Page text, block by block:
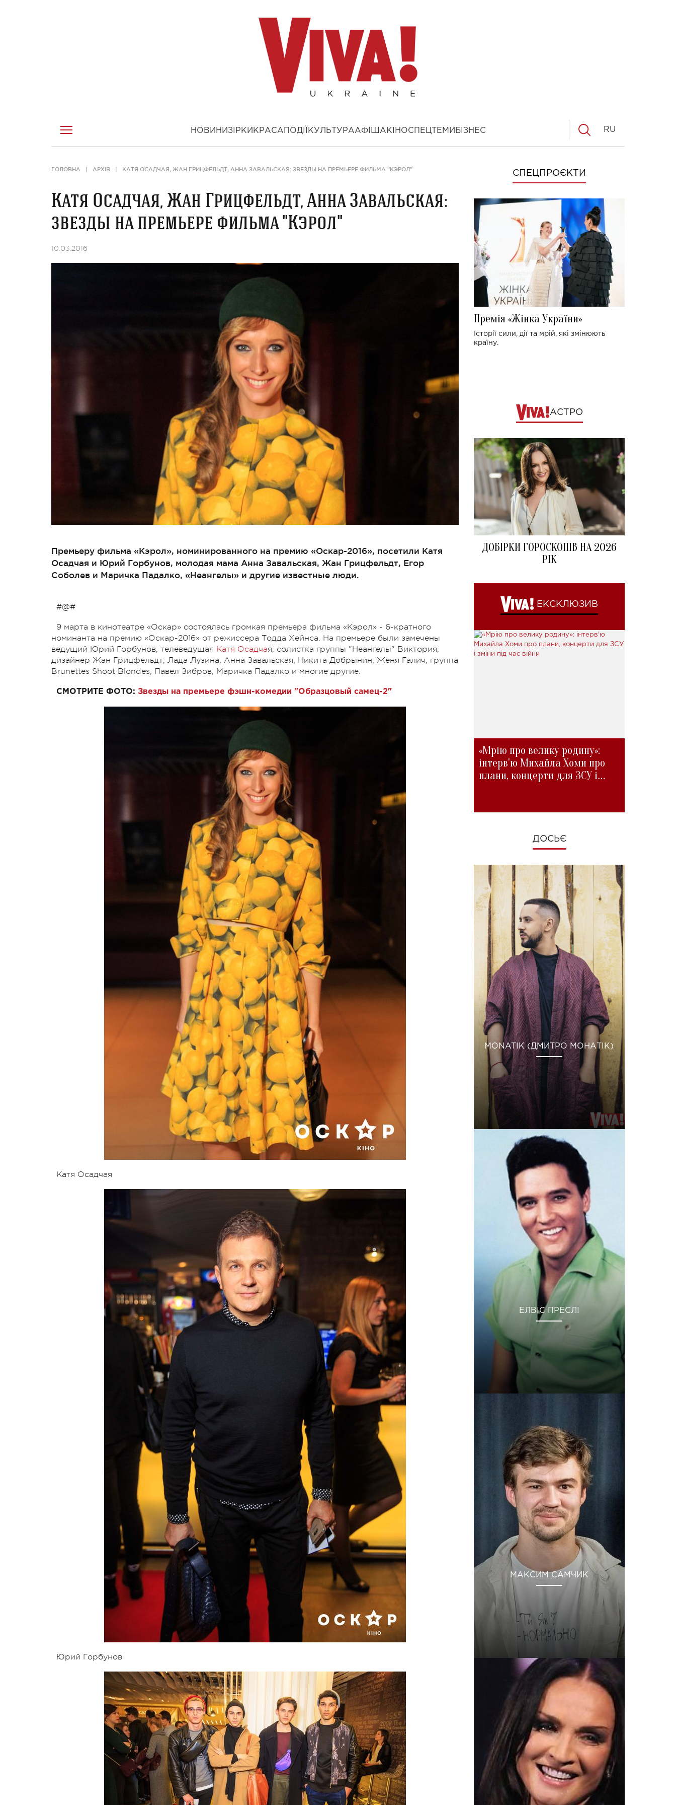
НОВИНИ ЗІРКИ КРАСА ПОДІЇ КУЛЬТУРААФІША КІНОСПЕЦТЕМИ БІЗНЕС RU
ГОЛОВНА АРХІВ КАТЯ ОСАДЧАЯ, ЖАН ГРИЦФЕЛЬДТ, АННА ЗАВАЛЬСКАЯ: ЗВЕЗДЫ НА ПРЕМЬЕРЕ ФИЛЬМА "КЭРОЛ"
Катя Осадчая, Жан Грицфельдт, Анна Завальская:
звезды на премьере фильма "Кэрол"
10.03.2016
Премьеру фильма «Кэрол», номинированного на премию «Оскар-2016», посетили Катя
Осадчая и Юрий Горбунов, молодая мама Анна Завальская, Жан Грицфельдт, Егор
Соболев и Маричка Падалко, «Неангелы» и другие известные люди.
#@#
9 марта в кинотеатре «Оскар» состоялась громкая премьера фильма «Кэрол» - 6-кратного
номинанта на премию «Оскар-2016» от режиссера Тодда Хейнса. На премьере были замечены
ведущий Юрий Горбунов, телеведущая Катя Осадчая, солистка группы "Неангелы" Виктория,
дизайнер Жан Грицфельдт, Лада Лузина, Анна Завальская, Никита Добрынин, Женя Галич, группа
Brunettes Shoot Blondes, Павел Зибров, Маричка Падалко и многие другие.
СМОТРИТЕ ФОТО: Звезды на премьере фэшн-комедии "Образцовый самец-2"
Катя Осадчая
Юрий Горбунов
СПЕЦПРОЄКТИ
Премія «Жінка України»
Історії сили, дії та мрій, які змінюють
країну.
АСТРО
ДОБІРКИ ГОРОСКОПІВ НА 2026
РІК
ЕКСКЛЮЗИВ
«Мрію про велику родину»:
інтерв'ю Михайла Хоми про
плани, концерти для ЗСУ і
ДОСЬЄ
MONATIK (ДМИТРО МОНАТІК)
ЕЛВІС ПРЕСЛІ
МАКСИМ САМЧИК